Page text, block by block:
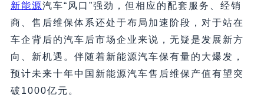
新能源汽车“风口”强劲，但相应的配套服务、经销
商、售后维保体系还处于布局加速阶段，对于站在
车企背后的汽车后市场企业来说，无疑是发展新方
向、新机遇。伴随着新能源汽车保有量的大爆发，
预计未来十年中国新能源汽车售后维保产值有望突
破1000亿元。